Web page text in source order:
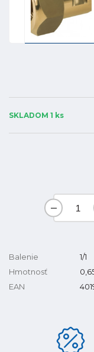
SKLADOM 1 ks
Balenie
1/1
Hmotnosť
EAN